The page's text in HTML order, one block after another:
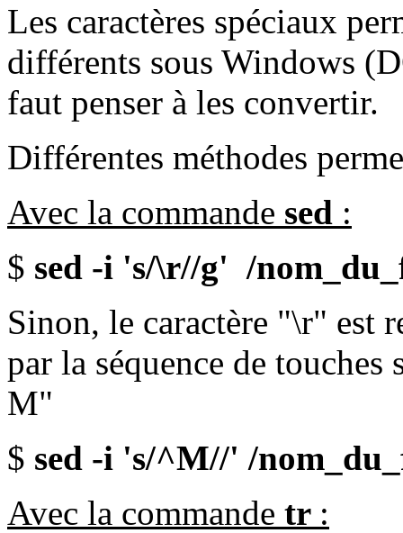
Les caractères spéciaux
différents sous Windows
faut penser à les convertir.
Différentes méthodes
Avec la commande sed :
$ sed -i 's/\r//g' /
Sinon, le caractère "\r" est
par la séquence de
M"
$ sed -i 's/^M//' /
Avec la commande tr :